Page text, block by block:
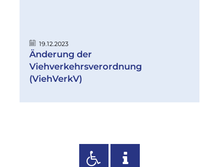
19.12.2023
Änderung der
Viehverkehrsverordnung
(ViehVerkV)